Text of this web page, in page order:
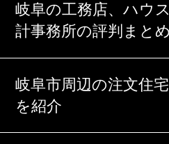
岐阜の工務店、ハウ
計事務所の評判まとめ
岐阜市周辺の注文住
を紹介